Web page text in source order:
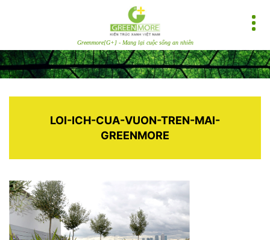
Greenmore[G+] - Mang lại cuộc sống an nhiên
LOI-ICH-CUA-VUON-TREN-MAI-
GREENMORE